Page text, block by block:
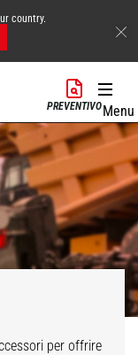
country.
PREVENTIVOMenu
per offrire